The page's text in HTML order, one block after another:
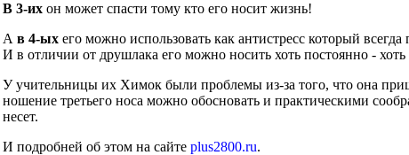
В 3-их он может спасти тому кто его носит жизнь!
А в 4-ых его можно использовать как антистресс который всегда
И в отличии от друшлака его можно носить хоть постоянно -
У учительницы их Химок были проблемы из-за того, что она
ношение третьего носа можно обосновать и практическими
несет.
И подробней об этом на сайте plus2800.ru.